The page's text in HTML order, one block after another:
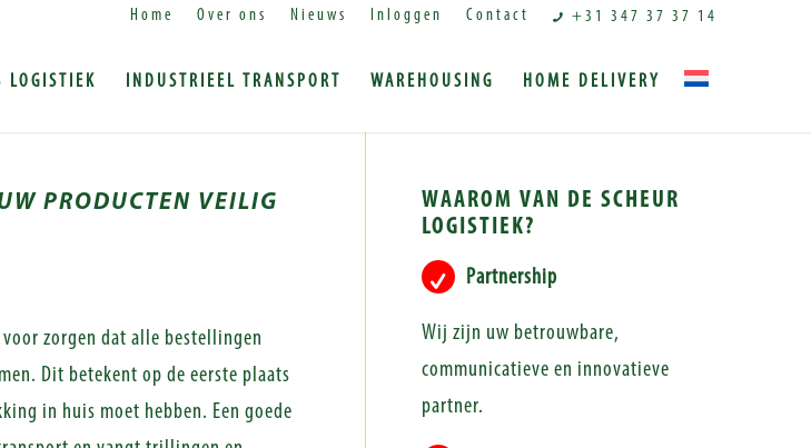
Home Over ons Nieuws Inloggen Contact +31 347 37 37 14
LOGISTIEK INDUSTRIEEL TRANSPORT WAREHOUSING HOME DELIVERY
PRODUCTEN VEILIG
zorgen dat alle bestellingen
Dit betekent op de eerste plaats
in huis moet hebben. Een goede
WAAROM VAN DE SCHEUR
LOGISTIEK?
Partnership
Wij zijn uw betrouwbare,
communicatieve en innovatieve
partner.